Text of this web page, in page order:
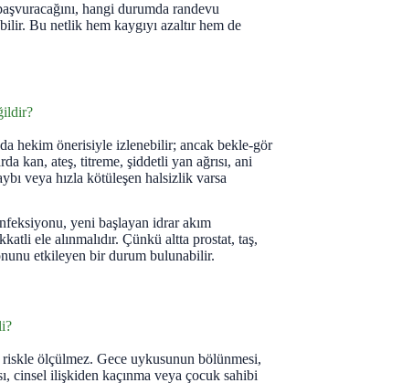
hangi durumda randevu
Bu netlik hem kaygıyı azaltır hem de
hekim önerisiyle izlenebilir; ancak bekle-gör
kan, ateş, titreme, şiddetli yan ağrısı, ani
veya hızla kötüleşen halsizlik varsa
yeni başlayan idrar akım
ele alınmalıdır. Çünkü altta prostat, taş,
etkileyen bir durum bulunabilir.
ölçülmez. Gece uykusunun bölünmesi,
cinsel ilişkiden kaçınma veya çocuk sahibi